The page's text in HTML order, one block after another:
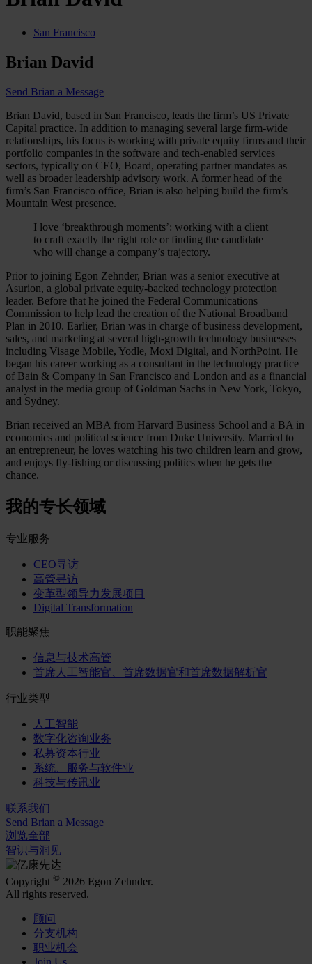
San Francisco
Brian David
Send Brian a Message
Brian David, based in San Francisco, leads the firm’s US Private
Capital practice. In addition to managing several large firm-wide
relationships, his focus is working with private equity firms and their
portfolio companies in the software and tech-enabled services
sectors, typically on CEO, Board, operating partner mandates as
well as broader leadership advisory work. A former head of the
firm’s San Francisco office, Brian is also helping build the firm’s
Mountain West presence.
I love ‘breakthrough moments’: working with a client
to craft exactly the right role or finding the candidate
who will change a company’s trajectory.
Prior to joining Egon Zehnder, Brian was a senior executive at
Asurion, a global private equity-backed technology protection
leader. Before that he joined the Federal Communications
Commission to help lead the creation of the National Broadband
Plan in 2010. Earlier, Brian was in charge of business development,
sales, and marketing at several high-growth technology businesses
including Visage Mobile, Yodle, Moxi Digital, and NorthPoint. He
began his career working as a consultant in the technology practice
of Bain & Company in San Francisco and London and as a financial
analyst in the media group of Goldman Sachs in New York, Tokyo,
and Sydney.
Brian received an MBA from Harvard Business School and a BA in
economics and political science from Duke University. Married to
an entrepreneur, he loves watching his two children learn and grow,
and enjoys fly-fishing or discussing politics when he gets the
chance.
我的专长领域
专业服务
CEO寻访
高管寻访
变革型领导力发展项目
Digital Transformation
职能聚焦
信息与技术高管
首席人工智能官、首席数据官和首席数据解析官
行业类型
人工智能
数字化咨询业务
私募资本行业
系统、服务与软件业
科技与传讯业
联系我们
Send Brian a Message
浏览全部
智识与洞见
Copyright © 2026 Egon Zehnder.
All rights reserved.
顾问
分支机构
职业机会
Join Us